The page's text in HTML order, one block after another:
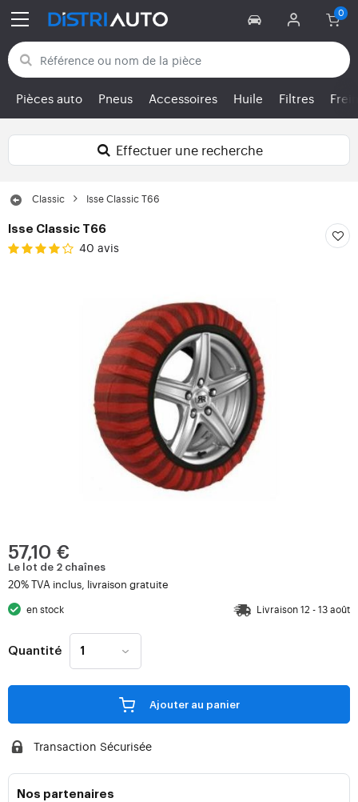
Retour aux catégories
Pièces auto Pneus Accessoires Huile Filtres
Effectuer une recherche
Classic Isse Classic T66
Isse Classic T66
40 avis
57,10 €
Le lot de 2 chaînes
20% TVA inclus, livraison gratuite
en stock Livraison 12 - 13 août
Quantité
Ajouter au panier
Transaction Sécurisée
Nos partenaires